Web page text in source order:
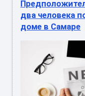
два человека
доме в Самаре